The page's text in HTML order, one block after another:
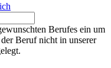
Berufes ein um
Beruf nicht in unserer